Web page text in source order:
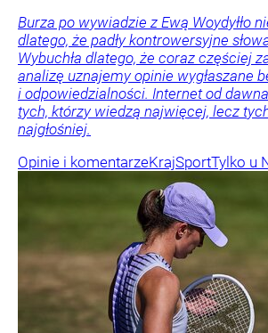
Burza po wywiadzie z Ewą Woydyłło
dlatego, że padły kontrowersyjne
Wybuchła dlatego, że coraz częściej
analizę uznajemy opinie wygłaszane
i odpowiedzialności. Internet od
tych, którzy wiedzą najwięcej, lecz
najgłośniej.
Opinie i komentarzeKrajSportTylko u